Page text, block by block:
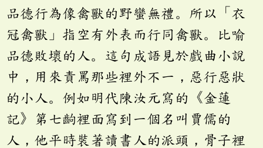
品德行為像禽獸的野蠻無禮。所以「衣
冠禽獸」指空有外表而行同禽獸。比喻
品德敗壞的人。這句成語見於戲曲小說
中，用來責罵那些裡外不一，惡行惡狀
的小人。例如明代陳汝元寫的《金蓮
記》第七齣裡面寫到一個名叫賈儒的
人，他平時裝著讀書人的派頭，骨子裡